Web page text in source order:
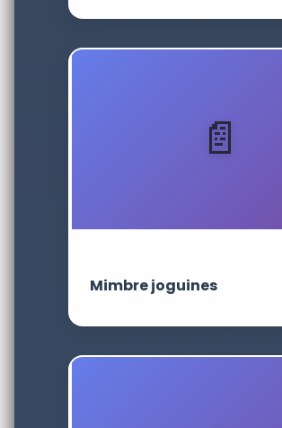
Mimbre joguines